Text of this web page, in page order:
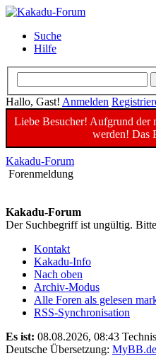
Suche
Hilfe
Hallo, Gast! Anmelden
Liebe Besucher! Aufgrund der
werden! Das
Kakadu-Forum
Forenmeldung
Kakadu-Forum
Der Suchbegriff ist ungültig.
Kontakt
Kakadu-Info
Nach oben
Archiv-Modus
Alle Foren als gelesen
RSS-Synchronisation
Es ist: 08.08.2026, 08:43
Deutsche Übersetzung: MyBB.de